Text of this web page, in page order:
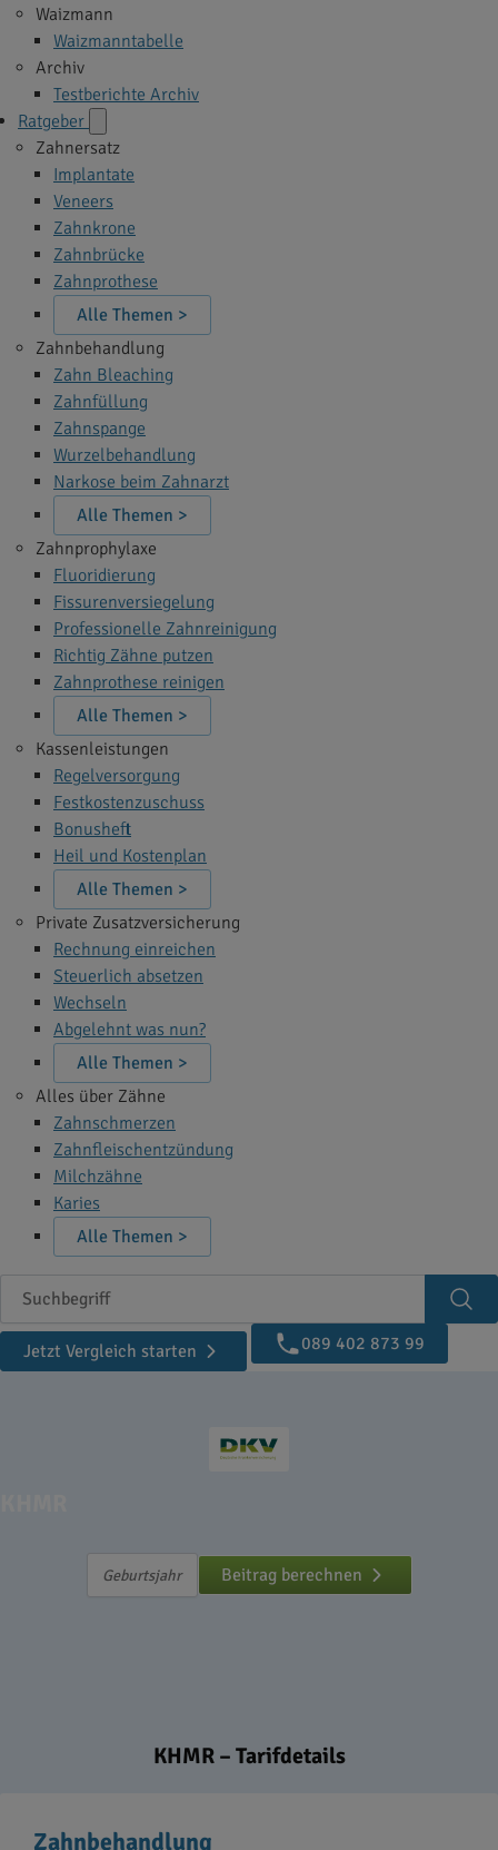
Waizmann
Waizmanntabelle
Archiv
Testberichte Archiv
Ratgeber
Zahnersatz
Implantate
Veneers
Zahnkrone
Zahnbrücke
Zahnprothese
Alle Themen >
Zahnbehandlung
Zahn Bleaching
Zahnfüllung
Zahnspange
Wurzelbehandlung
Narkose beim Zahnarzt
Alle Themen >
Zahnprophylaxe
Fluoridierung
Fissurenversiegelung
Professionelle Zahnreinigung
Richtig Zähne putzen
Zahnprothese reinigen
Alle Themen >
Kassenleistungen
Regelversorgung
Festkostenzuschuss
Bonusheft
Heil und Kostenplan
Alle Themen >
Private Zusatzversicherung
Rechnung einreichen
Steuerlich absetzen
Wechseln
Abgelehnt was nun?
Alle Themen >
Alles über Zähne
Zahnschmerzen
Zahnfleischentzündung
Milchzähne
Karies
Alle Themen >
Suchbegriff
Jetzt Vergleich starten
089 402 873 99
Beitrag berechnen
KHMR – Tarifdetails
Zahnbehandlung